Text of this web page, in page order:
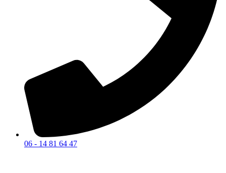
06 - 14 81 64 47